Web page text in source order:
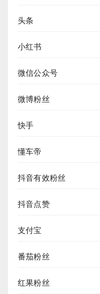
头条
小红书
微信公众号
微博粉丝
快手
懂车帝
抖音有效粉丝
抖音点赞
支付宝
番茄粉丝
红果粉丝